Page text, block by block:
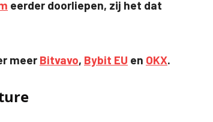
eerder doorliepen, zij het dat
meer Bitvavo, Bybit EU en OKX.